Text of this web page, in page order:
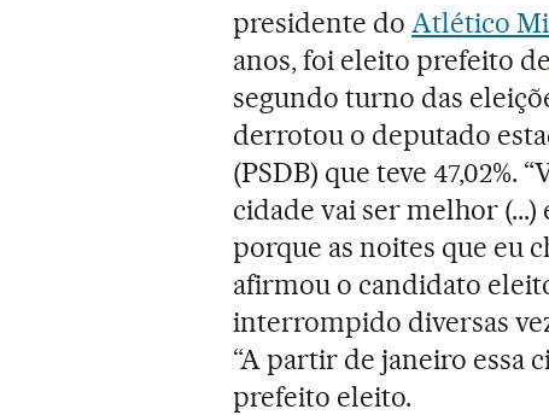
presidente doAtlético
anos, foi eleito prefeito de
segundo turno das
derrotou o deputado
(PSDB) que teve 47,02%.
cidade vai ser melhor
porque as noites que eu
afirmou o candidato
interrompido diversas
“A partir de janeiro essa
prefeito eleito.